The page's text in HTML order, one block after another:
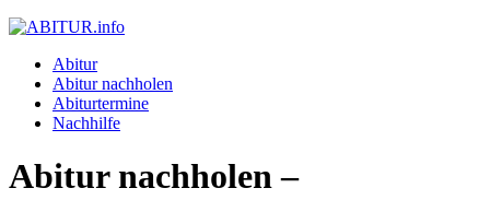
Abitur
Abitur nachholen
Abiturtermine
Nachhilfe
Abitur nachholen –